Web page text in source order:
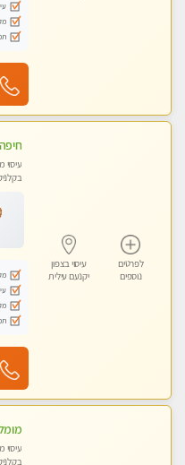
לפרטים
נוספים
עיסוי בצפון
יקנעם עילית
עיסוי
עיסוי